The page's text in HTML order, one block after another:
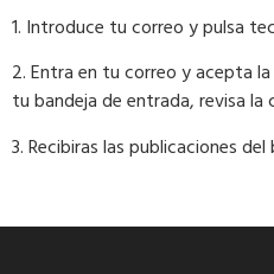
1. Introduce tu correo y pulsa
2. Entra en tu correo y acepta
tu bandeja de entrada, revisa la
3. Recibiras las publicaciones